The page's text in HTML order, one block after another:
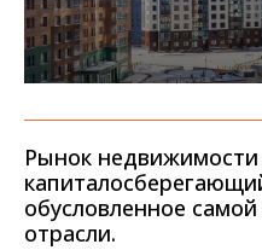
Рынок недвижимости
обусловленное
отрасли.